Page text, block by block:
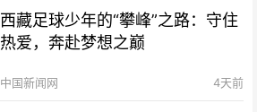
西藏足球少年的“攀峰”之路：守住
热爱，奔赴梦想之巅
中国新闻网 4天前